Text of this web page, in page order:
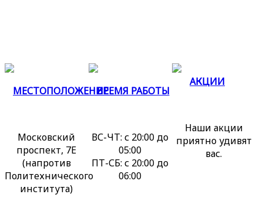
МЕСТОПОЛОЖЕНИЕ
Московский
проспект, 7Е
(напротив
Политехнического
института)
ВРЕМЯ РАБОТЫ
ВС-ЧТ: с 20:00 до
05:00
ПТ-СБ: с 20:00 до
06:00
АКЦИИ
Наши акции
приятно удивят
вас.